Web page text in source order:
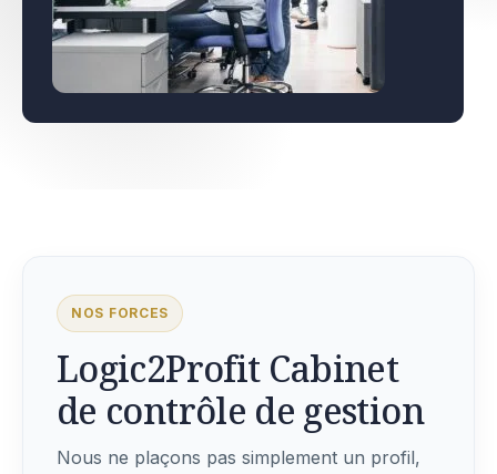
NOS FORCES
Logic2Profit Cabinet
de contrôle de gestion
Nous ne plaçons pas simplement un profil,